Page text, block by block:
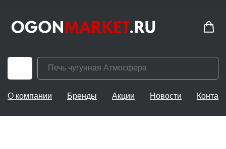
О компании Бренды Акции Новости